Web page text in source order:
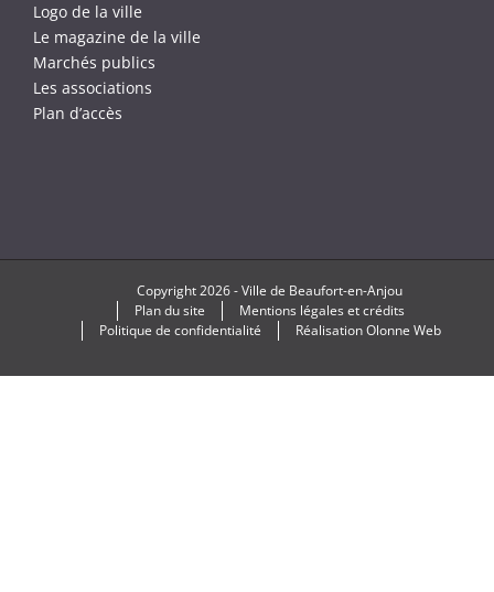
Logo de la ville
Le magazine de la ville
Marchés publics
Les associations
Plan d’accès
Copyright2026 -Ville de Beaufort-en-Anjou
Plan du site
Mentions légales et crédits
Politique de confidentialité
RéalisationOlonne Web